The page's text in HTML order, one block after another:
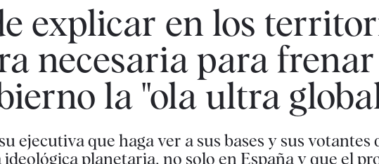
explicar en los
necesaria para frenar
la "ola ultra
ejecutiva que haga ver a sus bases y sus votantes
ideológica planetaria, no solo en España y que el